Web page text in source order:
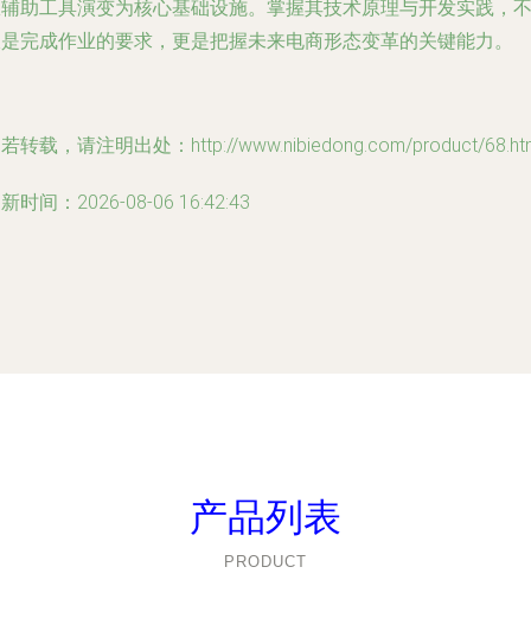
助工具演变为核心基础设施。掌握其技术原理与开发实践，不
完成作业的要求，更是把握未来电商形态变革的关键能力。
转载，请注明出处：http://www.nibiedong.com/product/
时间：2026-08-06 16:42:43
产品列表
PRODUCT